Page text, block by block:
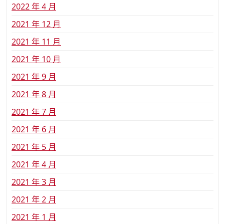
2022 年 4 月
2021 年 12 月
2021 年 11 月
2021 年 10 月
2021 年 9 月
2021 年 8 月
2021 年 7 月
2021 年 6 月
2021 年 5 月
2021 年 4 月
2021 年 3 月
2021 年 2 月
2021 年 1 月